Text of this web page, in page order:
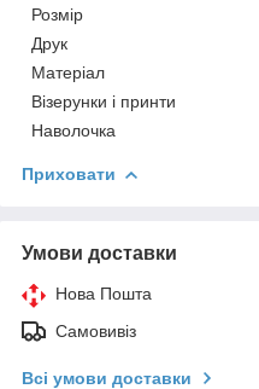
Розмір
Друк
Матеріал
Візерунки і принти
Наволочка
Приховати
Умови доставки
Нова Пошта
Самовивіз
Всі умови доставки